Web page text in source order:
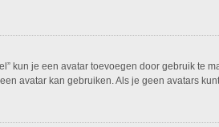
kun je een avatar toevoegen door gebruik te
avatar kan gebruiken. Als je geen avatars